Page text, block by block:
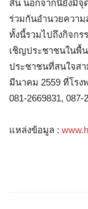
สิ้น นอกจากนี้ยังมีจุ
ร่วมกันอำนวยควา
ทั้งนี้รวมไปถึงกิจก
เชิญประชาชนในพื้น
ประชาชนที่สนใจส
มีนาคม 2559 ที่โรง
081-2669831,
แหล่งข้อมูล :